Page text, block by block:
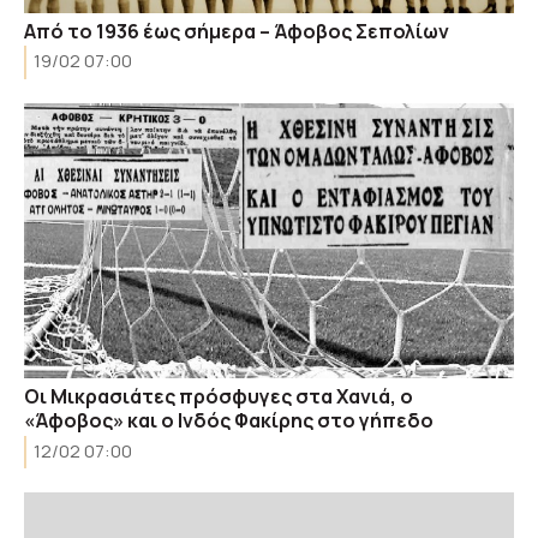
Από το 1936 έως σήμερα – Άφοβος Σεπολίων
19/02 07:00
Οι Μικρασιάτες πρόσφυγες στα Χανιά, ο
«Άφοβος» και ο Ινδός Φακίρης στο γήπεδο
12/02 07:00